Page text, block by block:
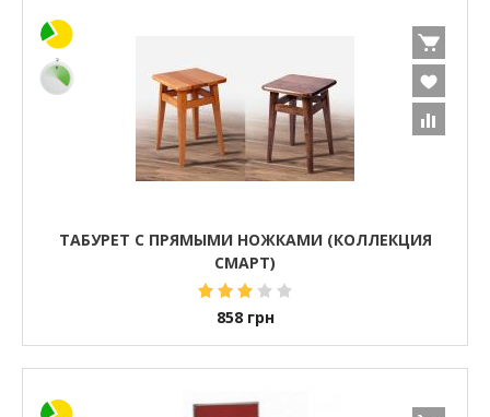
ТАБУРЕТ С ПРЯМЫМИ НОЖКАМИ (КОЛЛЕКЦИЯ
СМАРТ)
858 грн